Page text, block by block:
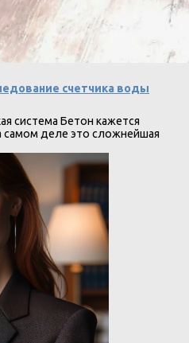
счетчика воды
система Бетон кажется
деле это сложнейшая